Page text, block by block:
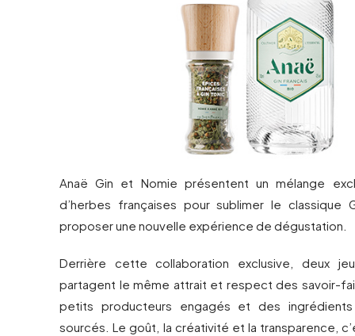
Anaë Gin et Nomie présentent un mélange
d’herbes françaises pour sublimer le classique
proposer une nouvelle expérience de dégustation.
Derrière cette collaboration exclusive, deux
partagent le même attrait et respect des savoir-
petits producteurs engagés et des
sourcés. Le goût, la créativité et la transparence,